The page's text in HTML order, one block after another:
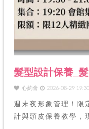
髮型設計保養_
心約會 2026-08-29 19:30
週末夜形象管理！限
計與頭皮保養教學，